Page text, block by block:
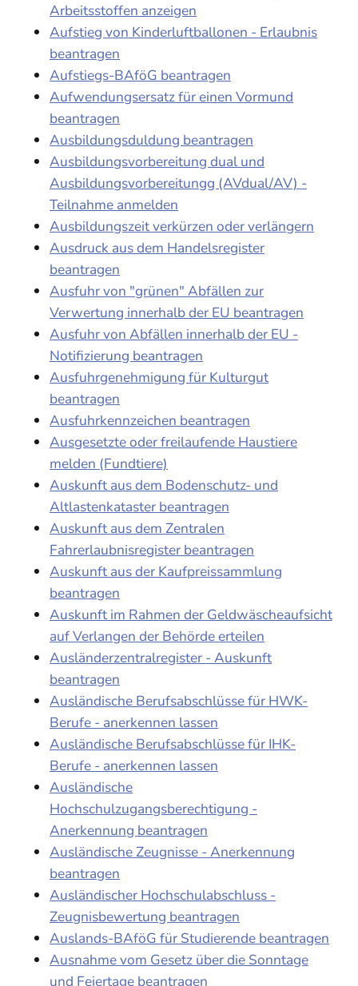
Arbeitsstoffen anzeigen
Aufstieg von Kinderluftballonen - Erlaubnis
beantragen
Aufstiegs-BAföG beantragen
Aufwendungsersatz für einen Vormund
beantragen
Ausbildungsduldung beantragen
Ausbildungsvorbereitung dual und
Ausbildungsvorbereitungg (AVdual/AV) -
Teilnahme anmelden
Ausbildungszeit verkürzen oder verlängern
Ausdruck aus dem Handelsregister
beantragen
Ausfuhr von "grünen" Abfällen zur
Verwertung innerhalb der EU beantragen
Ausfuhr von Abfällen innerhalb der EU -
Notifizierung beantragen
Ausfuhrgenehmigung für Kulturgut
beantragen
Ausfuhrkennzeichen beantragen
Ausgesetzte oder freilaufende Haustiere
melden (Fundtiere)
Auskunft aus dem Bodenschutz- und
Altlastenkataster beantragen
Auskunft aus dem Zentralen
Fahrerlaubnisregister beantragen
Auskunft aus der Kaufpreissammlung
beantragen
Auskunft im Rahmen der Geldwäscheaufsicht
auf Verlangen der Behörde erteilen
Ausländerzentralregister - Auskunft
beantragen
Ausländische Berufsabschlüsse für HWK-
Berufe - anerkennen lassen
Ausländische Berufsabschlüsse für IHK-
Berufe - anerkennen lassen
Ausländische
Hochschulzugangsberechtigung -
Anerkennung beantragen
Ausländische Zeugnisse - Anerkennung
beantragen
Ausländischer Hochschulabschluss -
Zeugnisbewertung beantragen
Auslands-BAföG für Studierende beantragen
Ausnahme vom Gesetz über die Sonntage
und Feiertage beantragen